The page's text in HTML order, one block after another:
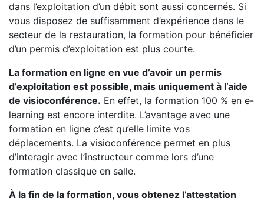
dans l’exploitation d’un débit sont aussi concernés. Si
vous disposez de suffisamment d’expérience dans le
secteur de la restauration, la formation pour bénéficier
d’un permis d’exploitation est plus courte.
La formation en ligne en vue d’avoir un permis
d’exploitation est possible, mais uniquement à l’aide
de visioconférence. En effet, la formation 100 % en e-
learning est encore interdite. L’avantage avec une
formation en ligne c’est qu’elle limite vos
déplacements. La visioconférence permet en plus
d’interagir avec l’instructeur comme lors d’une
formation classique en salle.
À la fin de la formation, vous obtenez l’attestation